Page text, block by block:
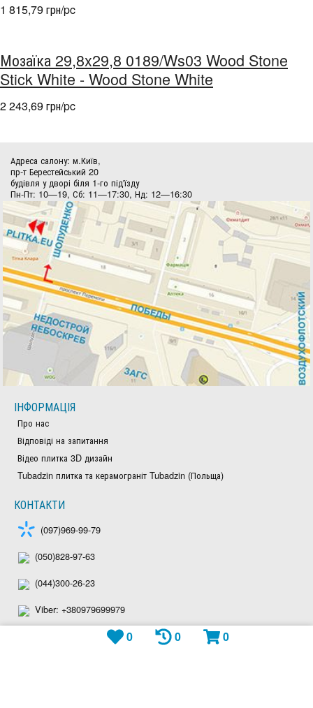
1 815,79 грн/pc
Мозаїка 29,8x29,8 0189/Ws03 Wood Stone
Stick White - Wood Stone White
2 243,69 грн/pc
Адреса салону: м.Київ,
пр-т Берестейський 20
будівля у дворі біля 1-го під'їзду
Пн-Пт: 10—19, Сб: 11—17:30, Нд: 12—16:30
ІНФОРМАЦІЯ
Про нас
Відповіді на запитання
Відео плитка 3D дизайн
Tubadzin плитка та керамограніт Tubadzin (Польща)
КОНТАКТИ
(097)969-99-79
(050)828-97-63
(044)300-26-23
Viber: +380979699979
Telegram: plitka_eu
0 0 0